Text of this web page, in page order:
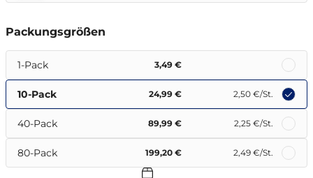
Packungsgrößen
1-Pack 3,49 €
10-Pack 24,99 € 2,50 €/St.
40-Pack 89,99 € 2,25 €/St.
80-Pack 199,20 € 2,49 €/St.